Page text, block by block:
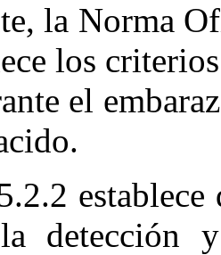
la Norma
los
el
detección